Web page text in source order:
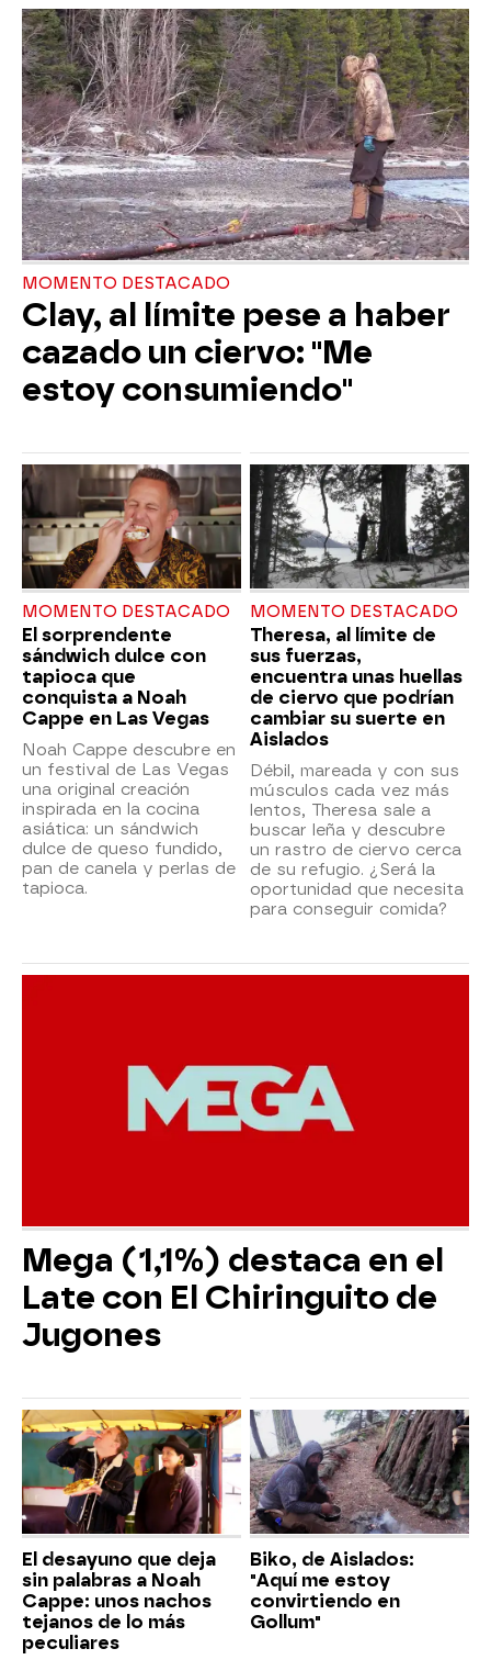
MOMENTO DESTACADO
Clay, al límite pese a haber
cazado un ciervo: "Me
estoy consumiendo"
MOMENTO DESTACADO
El sorprendente
sándwich dulce con
tapioca que
conquista a Noah
Cappe en Las Vegas
Noah Cappe descubre en
un festival de Las Vegas
una original creación
inspirada en la cocina
asiática: un sándwich
dulce de queso fundido,
pan de canela y perlas de
tapioca.
MOMENTO DESTACADO
Theresa, al límite de
sus fuerzas,
encuentra unas huellas
de ciervo que podrían
cambiar su suerte en
Aislados
Débil, mareada y con sus
músculos cada vez más
lentos, Theresa sale a
buscar leña y descubre
un rastro de ciervo cerca
de su refugio. ¿Será la
oportunidad que necesita
para conseguir comida?
Mega (1,1%) destaca en el
Late con El Chiringuito de
Jugones
El desayuno que deja
sin palabras a Noah
Cappe: unos nachos
tejanos de lo más
peculiares
Biko, de Aislados:
"Aquí me estoy
convirtiendo en
Gollum"